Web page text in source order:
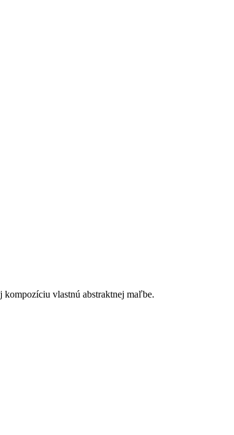
kompozíciu vlastnú abstraktnej maľbe.